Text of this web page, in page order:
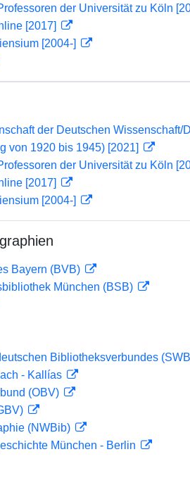
der Universität zu Köln
[2017]
[2004-]
der Deutschen
von 1920 bis 1945) [2021]
der Universität zu Köln
[2017]
[2004-]
Bayern (BVB)
München (BSB)
Bibliotheksverbundes
- Kallías
(OBV)
(NWBib)
München - Berlin